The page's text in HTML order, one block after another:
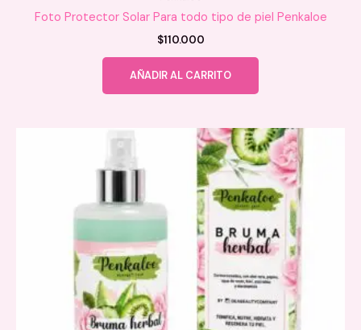
Foto Protector Solar Para todo tipo de piel Penkaloe
$110.000
AÑADIR AL CARRITO